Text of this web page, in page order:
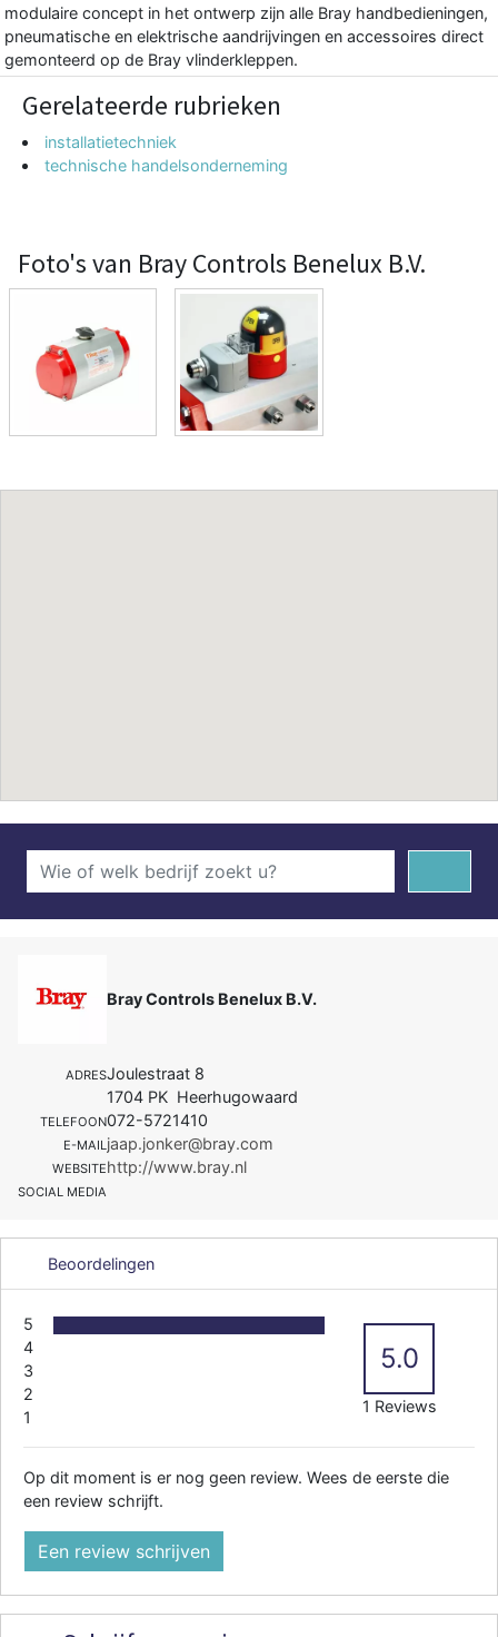
modulaire concept in het ontwerp zijn alle Bray handbedieningen,
pneumatische en elektrische aandrijvingen en accessoires direct
gemonteerd op de Bray vlinderkleppen.
Gerelateerde rubrieken
installatietechniek
technische handelsonderneming
Foto's van Bray Controls Benelux B.V.
Bray Controls Benelux B.V.
ADRESJoulestraat 8
1704 PK Heerhugowaard
TELEFOON072-5721410
E-MAILjaap.jonker@bray.com
WEBSITEhttp://www.bray.nl
SOCIAL MEDIA
Beoordelingen
5
4
3
2
1
5.0
1 Reviews
Op dit moment is er nog geen review. Wees de eerste die
een review schrijft.
Een review schrijven